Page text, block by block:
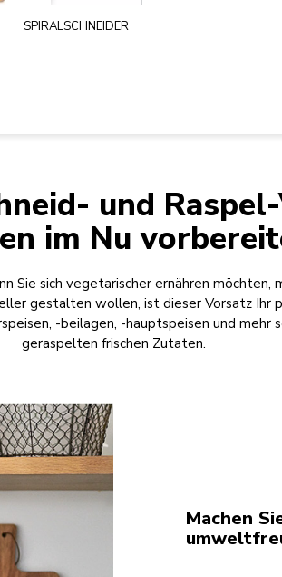
SPIRALSCHNEIDER
und
im Nu
Sie sich vegetarischer ernähren
gestalten wollen, ist dieser Vorsatz Ihr
-beilagen, -hauptspeisen und
geraspelten frischen Zutaten.
Machen